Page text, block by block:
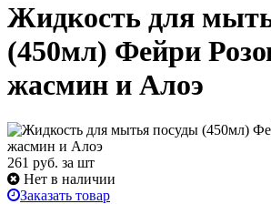
Жидкость для
(450мл) Фейри
жасмин и Алоэ
261 руб. за шт
Нет в наличии
Заказать товар